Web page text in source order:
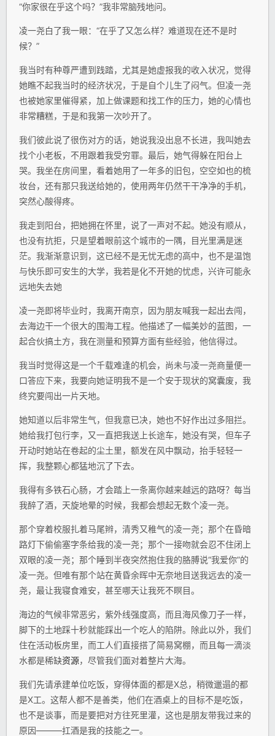
“你家很在乎这个吗？”我非常脑残地问。
凌一尧白了我一眼：“在乎了又怎么样？难道现在还不是时
候？”
我当时有种尊严遭到践踏，尤其是她虚报我的收入状况，觉得
她瞧不起我当时的经济状况，于是自个儿生了闷气。但凌一尧
也被她家里催得紧，加上做课题和找工作的压力，她的心情也
非常糟糕，于是和我第一次吵开了。
我们彼此说了很伤对方的话，她说我没出息不长进，我叫她去
找个小老板，不用跟着我受穷罪。最后，她气得躲在阳台上
哭。我坐在房间里，看着她用了一年多的旧包，空空如也的梳
妆台，还有那只我送给她的，使用两年仍然干干净净的手机，
突然心酸得疼。
我走到阳台，把她拥在怀里，说了一声对不起。她没有顺从，
也没有抗拒，只是望着眼前这个城市的一隅，目光里满是迷
茫。我渐渐意识到，这已经不是无忧无虑的高中，也不是温饱
与快乐即可安生的大学，我若是化不开她的忧虑，兴许可能永
远地失去她
凌一尧即将毕业时，我离开南京，因为朋友喊我一起出去闯，
去海边干一个很大的围海工程。他描述了一幅美妙的蓝图，一
起合伙搞土方，我在测量和预算方面有些经验，他信得过。
我当时觉得这是一个千载难逢的机会，尚未与凌一尧商量便一
口答应下来，我要向她证明我不是一个安于现状的窝囊废，我
终究要闯出一片天地。
她知道以后非常生气，但我意已决，她也不好作出过多阻拦。
她给我打包行李，又一直把我送上长途车，她没有哭，但车子
开动时她站在卷起的尘土里，额发在风中飘动，抬手轻轻一
挥，我整颗心都猛地沉了下去。
我得有多铁石心肠，才会踏上一条离你越来越远的路呀？每当
我醉了酒，天旋地晕的时候，我都会想起无数个凌一尧。
那个穿着校服扎着马尾辫，清秀又稚气的凌一尧；那个在昏暗
路灯下偷偷塞字条给我的凌一尧；那个一接吻就会忍不住闭上
双眼的凌一尧；那个睡到半夜突然抱住我的胳膊说“我爱你”的
凌一尧。但唯有那个站在黄昏余晖中无奈地目送我远去的凌一
尧，最让我寝食难安，甚至哪天让我死不瞑目。
海边的气候非常恶劣，紫外线强度高，而且海风像刀子一样，
脚下的土地踩十秒就能踩出一个吃人的陷阱。除此以外，我们
住在活动板房里，而工人们直接搭了简易窝棚，而且每一滴淡
水都是稀缺资源，尽管我们面对着整片大海。
我们先请承建单位吃饭，穿得体面的都是X总，稍微邋遢的都
是X工。这帮人都不是善类，他们在酒桌上的目标不是吃饭，
也不是谈事，而是要把对方往死里灌，这也是朋友带我过来的
原因———扛酒是我的技能之一。